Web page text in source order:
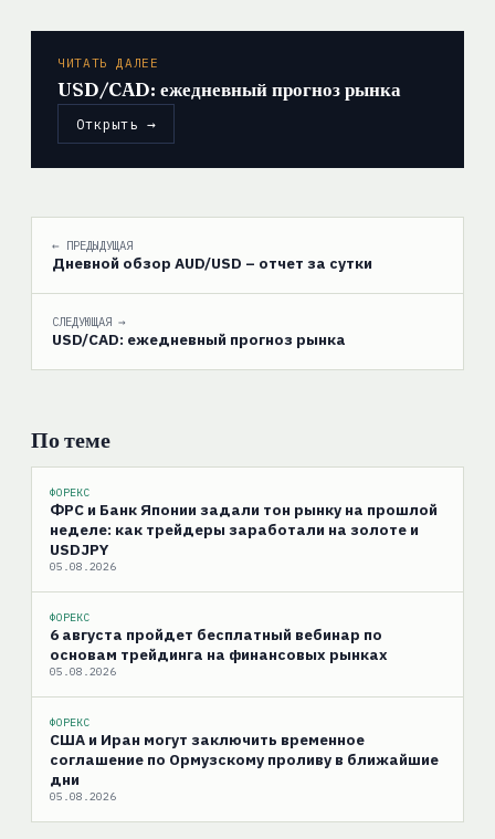
ЧИТАТЬ ДАЛЕЕ
USD/CAD: ежедневный прогноз рынка
Открыть →
← ПРЕДЫДУЩАЯ
Дневной обзор AUD/USD – отчет за сутки
СЛЕДУЮЩАЯ →
USD/CAD: ежедневный прогноз рынка
По теме
ФОРЕКС
ФРС и Банк Японии задали тон рынку на прошлой
неделе: как трейдеры заработали на золоте и
USDJPY
05.08.2026
ФОРЕКС
6 августа пройдет бесплатный вебинар по
основам трейдинга на финансовых рынках
05.08.2026
ФОРЕКС
США и Иран могут заключить временное
соглашение по Ормузскому проливу в ближайшие
дни
05.08.2026